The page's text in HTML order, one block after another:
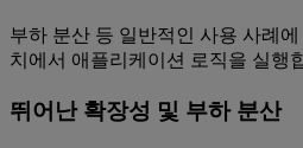
부하 분산 등 일반적인 사용 사례
치에서 애플리케이션 로직을 실행
뛰어난 확장성 및 부하 분산